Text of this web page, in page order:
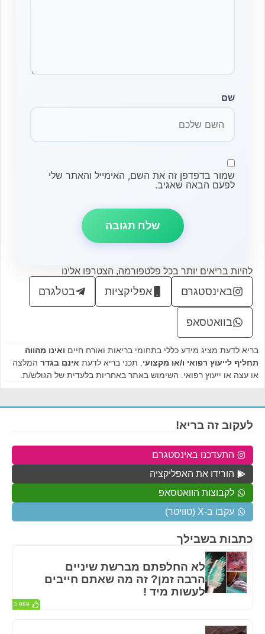
שם
שמור בדפדפן זה את השם, האימייל והאתר שלי
לפעם הבאה שאגיב.
להיות בריאים יותר בכל פלטפורמה, הצטרפו אלינו
באינסטגרם אפליקציות בטלגרם
בוואטסאפ
בריא לדעת מציג מידע כללי בתחומי בריאות ואורח חיים ואינו מהווה
תחליף לייעוץ רפואי ו/או מקצועי . תכני בריא לדעת אינם בגדר המלצה
או עצה או ייעוץ רפואי. השימוש באתר באחריות בלעדית של הגולש/ת.
כתבות בשבילך
לא החלפתם מברשת שיניים
הרבה זמן? זה מה שאתם חייבים
לעשות מיד !
3,999
לעקוב זה בריא!
התעדכנו באינסטגרם
הורידו את האפליקציה
לקבוצות הוואטסאפ
עקבו ב-X (טוויטר)